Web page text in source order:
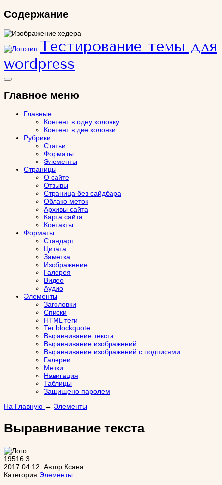
Содержание
Тестирование темы для
wordpress
Главное меню
Главные
Контент в одну колонку
Контент в две колонки
Рубрики
Статьи
Форматы
Элементы
Страницы
О сайте
Отзывы
Страница без сайдбара
Облако меток
Архивы сайта
Карта сайта
Контакты
Форматы
Стандарт
Цитата
Заметка
Изображение
Галерея
Видео
Аудио
Элементы
Заголовки
Списки
HTML теги
Тег blockquote
Выравнивание текста
Выравнивание изображений
Выравнивание изображений с подписями
Галереи
Метки
Навигация
Таблицы
Защищено паролем
На Главную ← Элементы
Выравнивание текста
19516 3
2017.04.12 Автор Ксана
Категория Элементы